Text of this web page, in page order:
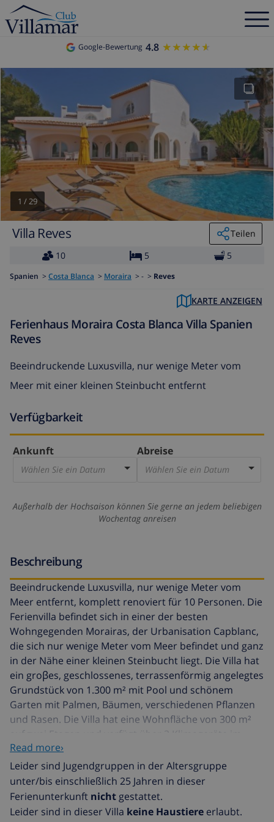
Google-Bewertung 4.8 ★★★★★
★★★★★
1 /29
Villa Reves
Teilen
10
5 5
Spanien > Costa Blanca > Moraira > - > Reves
KARTE ANZEIGEN
Ferienhaus Moraira Costa Blanca Villa Spanien
Reves
Beeindruckende Luxusvilla, nur wenige Meter vom
Meer mit einer kleinen Steinbucht entfernt
Verfügbarkeit
Ankunft
Wählen Sie ein Datum
Abreise
Wählen Sie ein Datum
Außerhalb der Hochsaison können Sie gerne an jedem beliebigen
Wochentag anreisen
Beschreibung
Beeindruckende Luxusvilla, nur wenige Meter vom
Meer entfernt, komplett renoviert für 10 Personen. Die
Ferienvilla befindet sich in einer der besten
Wohngegenden Morairas, der Urbanisation Capblanc,
die sich nur wenige Meter vom Meer befindet und ganz
in der Nähe einer kleinen Steinbucht liegt. Die Villa hat
ein groβes, geschlossenes, terrassenförmig angelegtes
Grundstück von 1.300 m² mit Pool und schönem
Garten mit Palmen, Bäumen, verschiedenen Pflanzen
und Rasen. Die Villa hat eine Wohnfläche von 300 m²
auf zwei Etagen und verfügt über 3 Klimageräte im
ganzen Haus. Hauptwohnung: (Zugang über 3 Stufen)
geräumiges Wohn-Esszimmer mit Meerblick, Sat-
TV/TDT, komfortablen Möbeln, 1 Klimagerät und
Zugang zur überdachten Terrasse und zum
Poolbereich. Separate Designerküche, komplett
Read more›
Leider sind Jugendgruppen in der Altersgruppe
unter/bis einschließlich 25 Jahren in dieser
Ferienunterkunft nichtgestattet.
Leider sind in dieser Villa keine Haustiere erlaubt.